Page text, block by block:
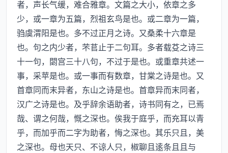
者，声长气缓，难合雅章。文篇之大小，依章之多
少，或一章为五篇，烈祖玄鸟是也。或二章为一篇，
驺虞渭阳是也。多不过正月之诗。又桑柔十六章是
也。句之内少者，芣苢止于二句耳。多者载芟之诗三
十一句，閟宫三十八句，不过于是也。或重章共述一
事，采苹是也。或一事而有数章，甘棠之诗是也。又
首章同而末异者，东山之诗是也。首章异而末同者，
汉广之诗是也。及乎辞余语助者，诗书同有之，已焉
哉、谓之何哉，慨之深也。俟我于庭乎，而充耳以青
乎，而加乎而二字为助者，悔之深也。其乐只且，美
之深也。母也天只、不谅人只，椒聊且逺条且且与